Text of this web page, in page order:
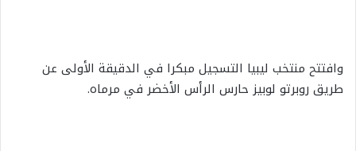
وافتتح منتخب ليبيا التسجيل مبكرا في الدقيقة الأولى عن
طريق روبرتو لوبيز حارس الرأس الأخضر في مرماه.